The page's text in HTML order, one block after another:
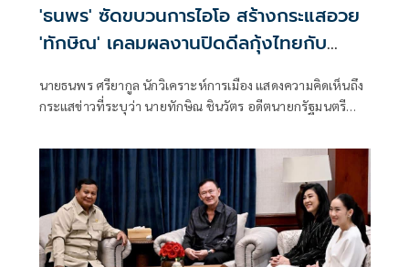
'ธนพร' ซัดขบวนการไอโอ สร้างกระแสอวย
'ทักษิณ' เคลมผลงานปิดดีลกุ้งไทยกับ
นายธนพร ศรียากูล นักวิเคราะห์การเมือง แสดงความคิดเห็นถึง
กระแสข่าวที่ระบุว่า นายทักษิณ ชินวัตร อดีตนายกรัฐมนตรี
ยังประเทศมาเลเซีย โดยระบุว่า ข่าวดังกล่าวเป็นเพียงการสร้าง
กระแสจากผู้สนับสนุนทางการเมืองเท่านั้น